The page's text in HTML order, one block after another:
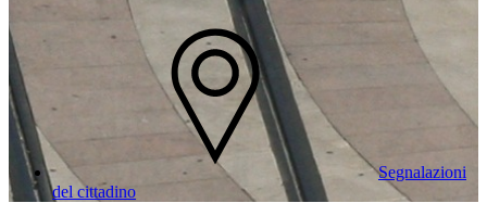
Segnalazioni
del cittadino